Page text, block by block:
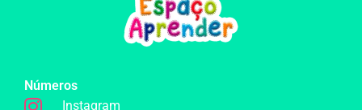
Números
Instagram